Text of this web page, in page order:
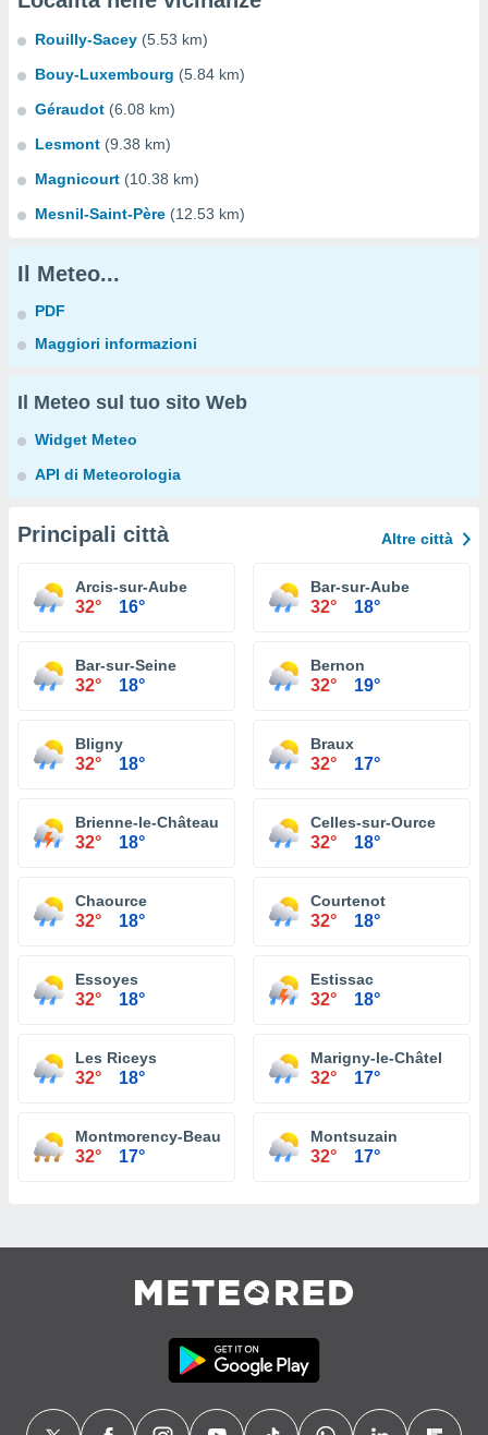
Rouilly-Sacey (5.53 km)
Bouy-Luxembourg (5.84 km)
Géraudot (6.08 km)
Lesmont (9.38 km)
Magnicourt (10.38 km)
Mesnil-Saint-Père (12.53 km)
Il Meteo...
PDF
Maggiori informazioni
Il Meteo sul tuo sito Web
Widget Meteo
API di Meteorologia
Principali città Altre città
Arcis-sur-Aube
32° 16°
Bar-sur-Aube
32° 18°
Bar-sur-Seine
32° 18°
Bernon
32° 19°
Bligny
32° 18°
Braux
32° 17°
Brienne-le-Château
32° 18°
Celles-sur-Ource
32° 18°
Chaource
32° 18°
Courtenot
32° 18°
Essoyes
32° 18°
Estissac
32° 18°
Les Riceys
32° 18°
Marigny-le-Châtel
32° 17°
Montmorency-Beaufort
32° 17°
Montsuzain
32° 17°